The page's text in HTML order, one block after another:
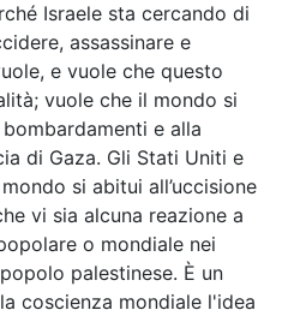
Israele sta cercando di
assassinare e
e vuole che questo
vuole che il mondo si
e alla
di Gaza. Gli Stati Uniti e
si abitui all’uccisione
vi sia alcuna reazione a
o mondiale nei
palestinese. È un
coscienza mondiale l'idea